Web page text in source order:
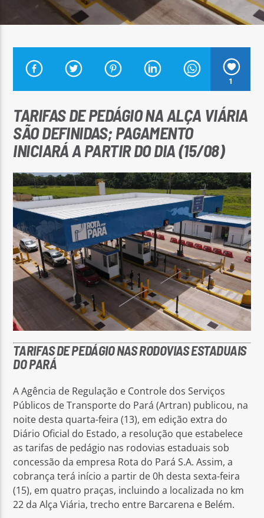
1
TARIFAS DE PEDÁGIO NA ALÇA VIÁRIA
SÃO DEFINIDAS; PAGAMENTO
INICIARÁ A PARTIR DO DIA (15/08)
TARIFAS DE PEDÁGIO NAS RODOVIAS ESTADUAIS
DO PARÁ
A Agência de Regulação e Controle dos Serviços
Públicos de Transporte do Pará (Artran) publicou, na
noite desta quarta-feira (13), em edição extra do
Diário Oficial do Estado, a resolução que estabelece
as tarifas de pedágio nas rodovias estaduais sob
concessão da empresa Rota do Pará S.A. Assim, a
cobrança terá início a partir de 0h desta sexta-feira
(15), em quatro praças, incluindo a localizada no km
22 da Alça Viária, trecho entre Barcarena e Belém.